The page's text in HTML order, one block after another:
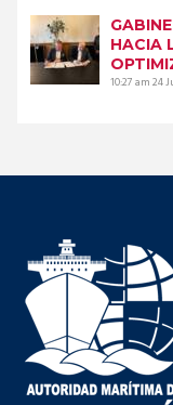
HACIA
10:27 am24